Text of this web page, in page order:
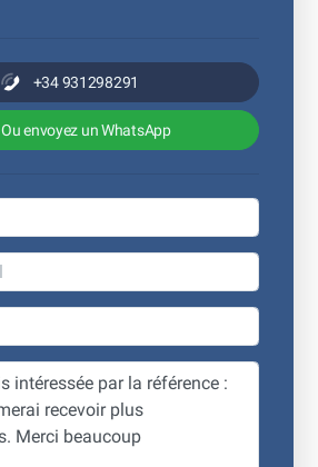
+34 931298291
Ou envoyez un WhatsApp